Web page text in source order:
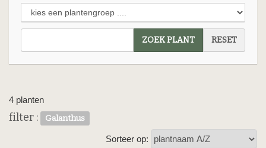
ZOEK PLANT RESET
4 planten
filter : Galanthus
Sorteer op: